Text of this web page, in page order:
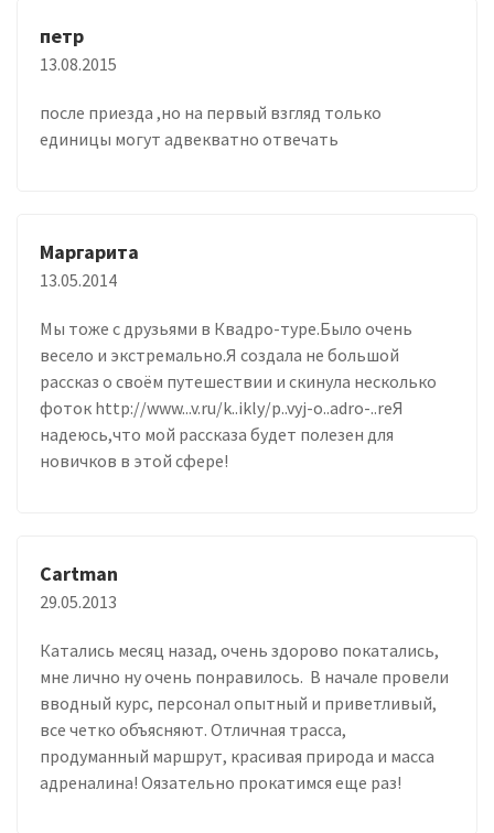
петр
13.08.2015
после приезда ,но на первый взгляд только
единицы могут адвекватно отвечать
Маргарита
13.05.2014
Мы тоже с друзьями в Квадро-туре.Было очень
весело и экстремально.Я создала не большой
рассказ о своём путешествии и скинула несколько
фоток http://www...v.ru/k..ikly/p..vyj-o..adro-..reЯ
надеюсь,что мой рассказа будет полезен для
новичков в этой сфере!
Cartman
29.05.2013
Катались месяц назад, очень здорово покатались,
мне лично ну очень понравилось. В начале провели
вводный курс, персонал опытный и приветливый,
все четко объясняют. Отличная трасса,
продуманный маршрут, красивая природа и масса
адреналина! Оязательно прокатимся еще раз!